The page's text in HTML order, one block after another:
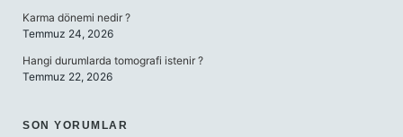
Karma dönemi nedir ?
Temmuz 24, 2026
Hangi durumlarda tomografi istenir ?
Temmuz 22, 2026
SON YORUMLAR